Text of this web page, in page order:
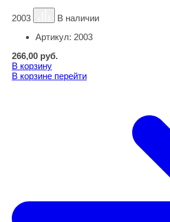
2003
В наличии
Артикул: 2003
266,00 руб.
В корзину
В корзине перейти